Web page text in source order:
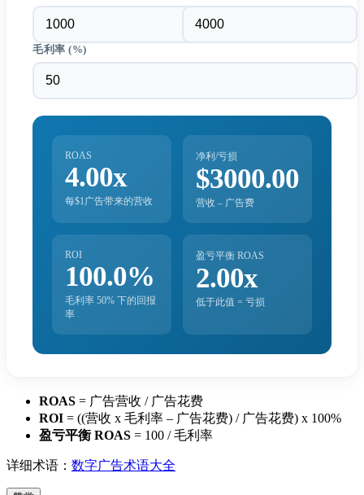
毛利率 (%)
ROAS
4.00x
每$1广告带来的营收
净利/亏损
$3000.00
营收 – 广告费
ROI
100.0%
毛利率 50% 下的回报
率
盈亏平衡 ROAS
2.00x
低于此值 = 亏损
ROAS = 广告营收 / 广告花费
ROI = ((营收 x 毛利率 – 广告花费) / 广告花费) x 100%
盈亏平衡 ROAS = 100 / 毛利率
详细术语： 数字广告术语大全